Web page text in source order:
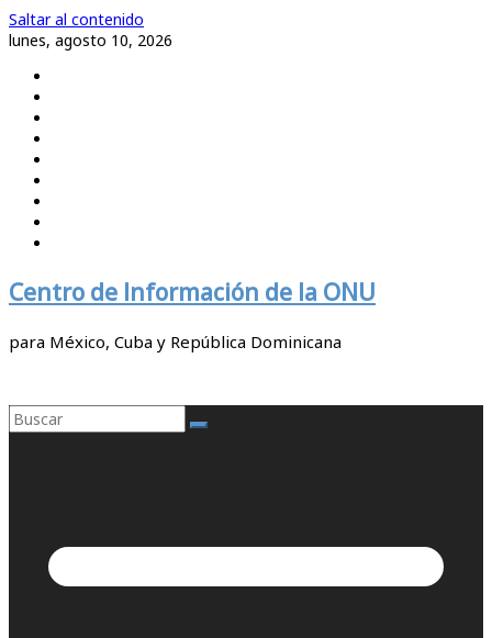
Saltar al contenido
lunes, agosto 10, 2026
Centro de Información de la ONU
para México, Cuba y República Dominicana